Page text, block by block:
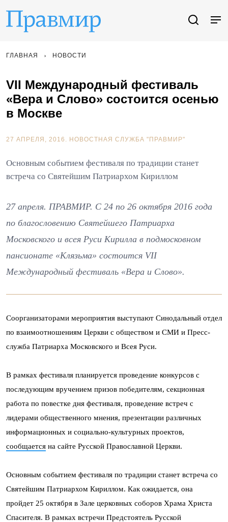
ГЛАВНАЯ НОВОСТИ
VII Международный фестиваль
«Вера и Слово» состоится осенью
в Москве
27 АПРЕЛЯ, 2016. НОВОСТНАЯ СЛУЖБА "ПРАВМИР"
Основным событием фестиваля по традиции станет
встреча со Святейшим Патриархом Кириллом
27 апреля. ПРАВМИР. С 24 по 26 октября 2016 года
по благословению Святейшего Патриарха
Московского и всея Руси Кирилла в подмосковном
пансионате «Клязьма» состоится VII
Международный фестиваль «Вера и Слово».
Соорганизаторами мероприятия выступают Синодальный отдел
по взаимоотношениям Церкви с обществом и СМИ и Пресс-
служба Патриарха Московского и Всея Руси.
В рамках фестиваля планируется проведение конкурсов с
последующим вручением призов победителям, секционная
работа по повестке дня фестиваля, проведение встреч с
лидерами общественного мнения, презентации различных
информационных и социально-культурных проектов,
сообщается на сайте Русской Православной Церкви.
Основным событием фестиваля по традиции станет встреча со
Святейшим Патриархом Кириллом. Как ожидается, она
пройдет 25 октября в Зале церковных соборов Храма Христа
Спасителя. В рамках встречи Предстоятель Русской